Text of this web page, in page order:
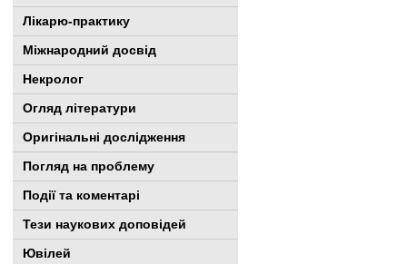
Лікарю-практику
Міжнародний досвід
Некролог
Огляд літератури
Оригінальні дослідження
Погляд на проблему
Події та коментарі
Тези наукових доповідей
Ювілей